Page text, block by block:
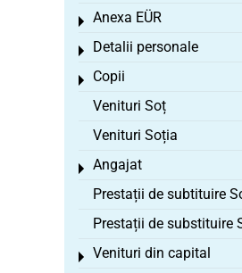
Anexa EÜR
Toggle menu
Detalii personale
Toggle menu
Copii
Toggle menu
Venituri Soț
Venituri Soția
Angajat
Toggle menu
Prestații de subtituire
Prestații de substituire
Venituri din capital
Toggle menu